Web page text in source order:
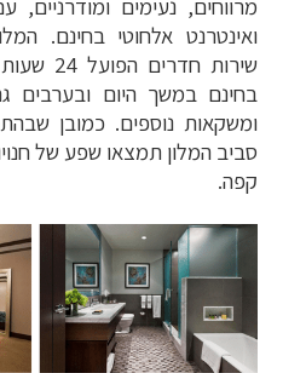
מרווחים, נעימים ומודרניים,
ואינטרנט אלחוטי בחינם.
שירות
בחינם במשך היום ובערבים
ומשקאות נוספים. כמובן
סביב המלון תמצאו שפע של
קפה.